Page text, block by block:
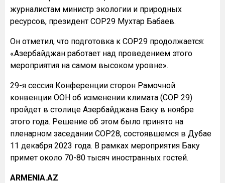
журналистам министр экологии и природных
ресурсов, президент COP29 Мухтар Бабаев.
Он отметил, что подготовка к COP29 продолжается:
«Азербайджан работает над проведением этого
мероприятия на самом высоком уровне».
29-я сессия Конференции сторон Рамочной
конвенции ООН об изменении климата (COP 29)
пройдет в столице Азербайджана Баку в ноябре
этого года. Решение об этом было принято на
пленарном заседании COP28, состоявшемся в Дубае
11 декабря 2023 года. В рамках мероприятия Баку
примет около 70-80 тысяч иностранных гостей.
ARMENIA.AZ